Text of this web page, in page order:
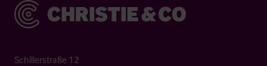
Christie & Co
Schillerstraße 12